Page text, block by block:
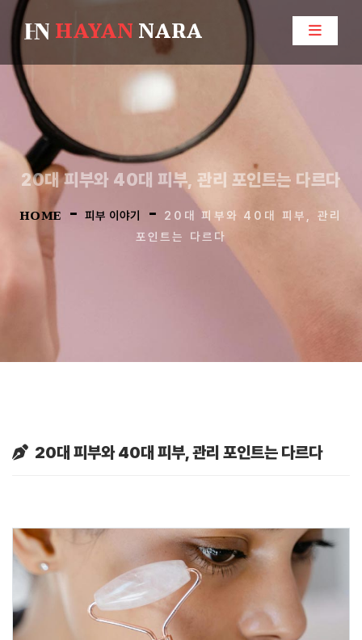
HAYANNARA
20대 피부와 40대 피부, 관리 포인트는 다르다
HOME - 피부 이야기 -
20대 피부와 40대 피부, 관리
포인트는 다르다
20대 피부와 40대 피부, 관리 포인트는 다르다